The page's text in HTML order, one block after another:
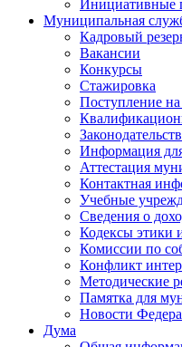
Инициативные
Муниципальная
Кадровый
Вакансии
Конкурсы
Стажировка
Поступление
Информация
Аттестация
Контактная
Учебные
Сведения о
Кодексы этики
Комиссии по
Конфликт
Методические
Памятка для
Новости
Дума